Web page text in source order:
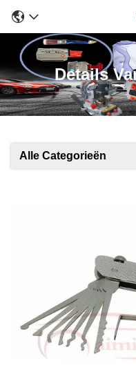
Details
Alle Categorieën